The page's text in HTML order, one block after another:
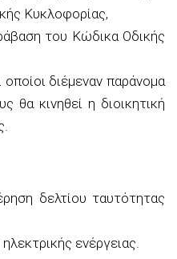
Κυκλοφορίας,
του Κώδικα Οδικής
διέμεναν παράνομα
θα κινηθεί η διοικητική
δελτίου ταυτότητας
ενέργειας.